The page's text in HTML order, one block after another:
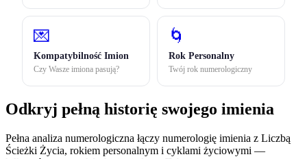
💌
Kompatybilność Imion
Czy Wasze imiona pasują?
🌀
Rok Personalny
Twój rok numerologiczny
Odkryj pełną historię swojego imienia
Pełna analiza numerologiczna łączy numerologię imienia z Liczbą
Ścieżki Życia, rokiem personalnym i cyklami życiowymi —